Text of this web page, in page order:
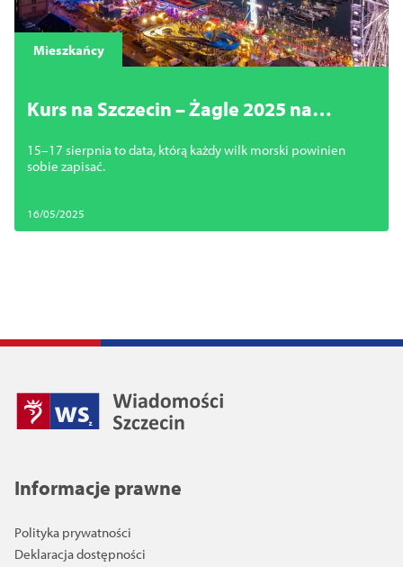
Mieszkańcy
Kurs na Szczecin – Żagle 2025 na
15–17 sierpnia to data, którą każdy wilk morski powinien
sobie zapisać.
16/05/2025
Informacje prawne
Polityka prywatności
Deklaracja dostępności